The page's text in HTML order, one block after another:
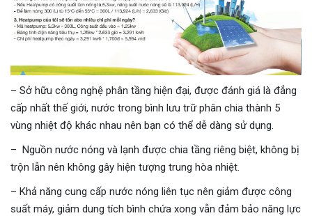
– Sở hữu công nghệ phân tầng hiện đại, được đánh giá là đẳng
cấp nhất thế giới, nước trong bình lưu trữ phân chia thành 5
vùng nhiệt độ khác nhau nên bạn có thể dễ dàng sử dụng.
– Nguồn nước nóng và lạnh được chia tầng riêng biệt, không bị
trộn lẫn nên không gây hiện tượng trung hòa nhiệt.
– Khả năng cung cấp nước nóng liên tục nên giảm được công
suất máy, giảm dung tích bình chứa xong vẫn đảm bảo năng lực